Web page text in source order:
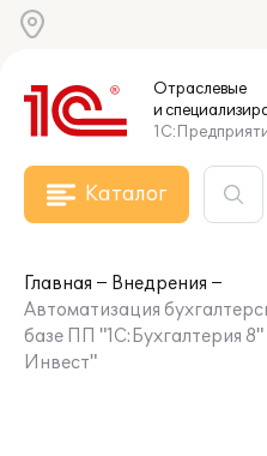
Отраслевые
и
Каталог
Главная
Внедрения
Автоматизация
базе ПП "1С:Бухгалтерия
Инвест"